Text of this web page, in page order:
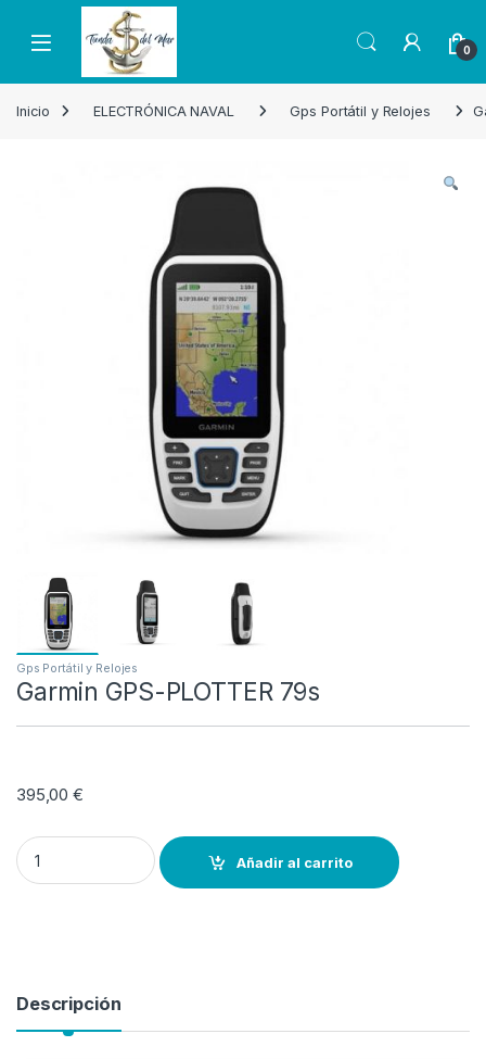
Skip to navigation
Skip to content
Open 0
Inicio ELECTRÓNICA NAVAL Gps Portátil y Relojes
Gps Portátil y Relojes
Garmin GPS-PLOTTER 79s
395,00€
Garmin GPS-PLOTTER 79s quantity
Añadir al carrito
Descripción